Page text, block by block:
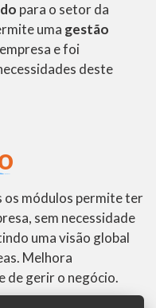
para o setor da
uma gestão
e foi
deste
módulos permite ter
sem necessidade
uma visão global
Melhora
de gerir o negócio.